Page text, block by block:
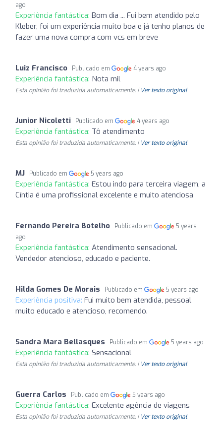
ago
Experiência fantástica: Bom dia ... Fui bem atendido pelo
Kleber, foi um experiência muito boa e já tenho planos de
fazer uma nova compra com vcs em breve
Luiz Francisco Publicado em 4 years ago
Experiência fantástica: Nota mil
Esta opinião foi traduzida automaticamente. | Ver texto original
Junior Nicoletti Publicado em 4 years ago
Experiência fantástica: Tô atendimento
Esta opinião foi traduzida automaticamente. | Ver texto original
MJ Publicado em 5 years ago
Experiência fantástica: Estou indo para terceira viagem, a
Cíntia é uma profissional excelente e muito atenciosa
Fernando Pereira Botelho Publicado em
5 years
ago
Experiência fantástica: Atendimento sensacional.
Vendedor atencioso, educado e paciente.
Hilda Gomes De Morais Publicado em 5 years ago
Experiência positiva: Fui muito bem atendida, pessoal
muito educado e atencioso, recomendo.
Sandra Mara Bellasques Publicado em 5 years ago
Experiência fantástica: Sensacional
Esta opinião foi traduzida automaticamente. | Ver texto original
Guerra Carlos Publicado em 5 years ago
Experiência fantástica: Excelente agência de viagens
Esta opinião foi traduzida automaticamente. | Ver texto original